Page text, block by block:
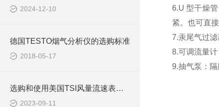
2024-12-10
德国TESTO烟气分析仪的选购标准
2018-05-17
选购和使用美国TSI风量流速表时需要考虑的关键因素
2023-09-11
​6.U 型干燥
紧。也可直
7.汞尾气过
8.可调流量
9.抽气泵：